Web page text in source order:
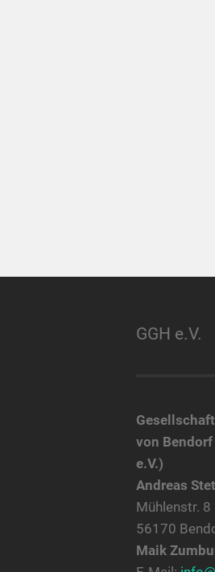
GGH e.V.
von Bendorf
e.V.)
Andreas
Mühlenstr. 8
56170
Maik